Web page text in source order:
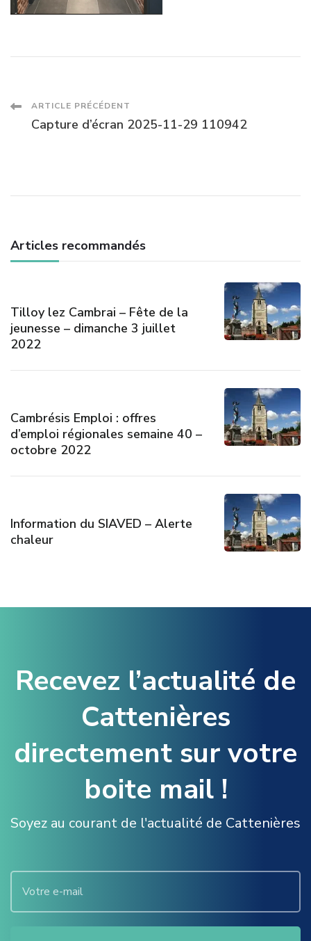
Navigation
ARTICLE PRÉCÉDENT
Capture d’écran 2025-11-29 110942
Articles recommandés
Tilloy lez Cambrai – Fête de la
jeunesse – dimanche 3 juillet
2022
Cambrésis Emploi : offres
d’emploi régionales semaine 40 –
octobre 2022
Information du SIAVED – Alerte
chaleur
Recevez l’actualité de
Cattenières
directement sur votre
boite mail !
Soyez au courant de l'actualité de Cattenières